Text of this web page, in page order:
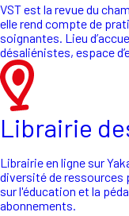
VST est la revue du
elle rend compte de
soignantes. Lieu
désaliénistes, espace
Librairie
Librairie en ligne sur
diversité de
sur l'éducation et la
abonnements.